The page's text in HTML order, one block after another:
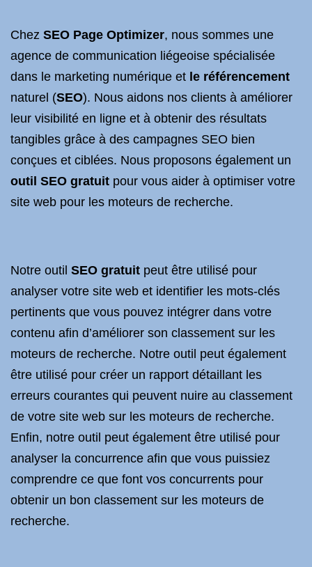
Chez SEO Page Optimizer, nous sommes une
agence de communication liégeoise spécialisée
dans le marketing numérique et le référencement
naturel (SEO). Nous aidons nos clients à améliorer
leur visibilité en ligne et à obtenir des résultats
tangibles grâce à des campagnes SEO bien
conçues et ciblées. Nous proposons également un
outil SEO gratuit pour vous aider à optimiser votre
site web pour les moteurs de recherche.
Notre outil SEO gratuit peut être utilisé pour
analyser votre site web et identifier les mots-clés
pertinents que vous pouvez intégrer dans votre
contenu afin d’améliorer son classement sur les
moteurs de recherche. Notre outil peut également
être utilisé pour créer un rapport détaillant les
erreurs courantes qui peuvent nuire au classement
de votre site web sur les moteurs de recherche.
Enfin, notre outil peut également être utilisé pour
analyser la concurrence afin que vous puissiez
comprendre ce que font vos concurrents pour
obtenir un bon classement sur les moteurs de
recherche.